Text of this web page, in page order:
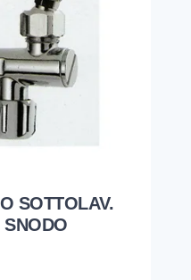
SOTTOLAV.
SNODO